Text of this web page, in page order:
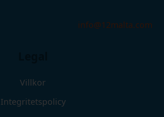
info@12malta.com
Villkor
Integritetspolicy